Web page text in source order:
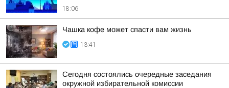
18:06
Чашка кофе может спасти вам жизнь
13:41
Сегодня состоялись очередные заседания
окружной избирательной комиссии